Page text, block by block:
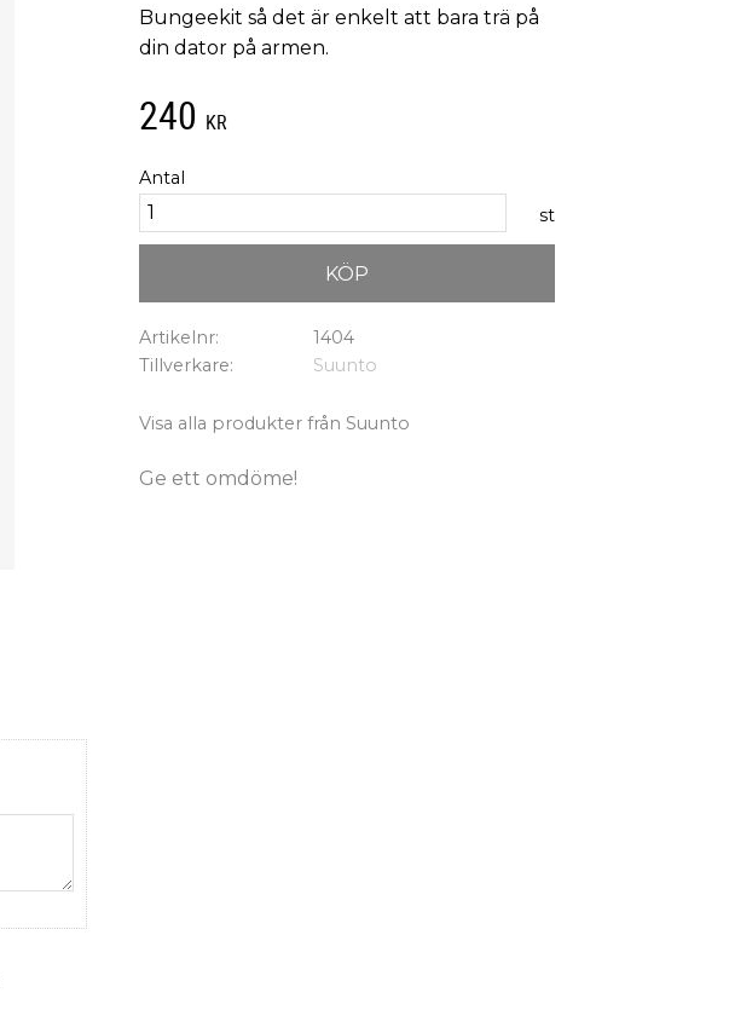
Bungeekit så det är enkelt att bara trä på
din dator på armen.
240 KR
Antal
st
KÖP
Artikelnr
1404
Tillverkare
Suunto
Visa alla produkter från Suunto
Ge ett omdöme!